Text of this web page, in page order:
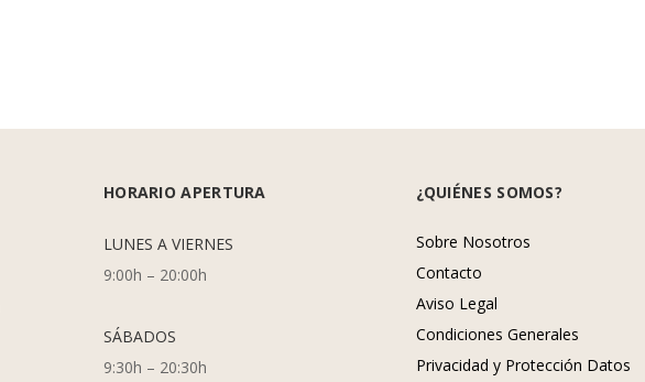
HORARIO APERTURA
LUNES A VIERNES
9:00h – 20:00h
SÁBADOS
9:30h – 20:30h
¿QUIÉNES SOMOS?
Sobre Nosotros
Contacto
Aviso Legal
Condiciones Generales
Privacidad y Protección Datos